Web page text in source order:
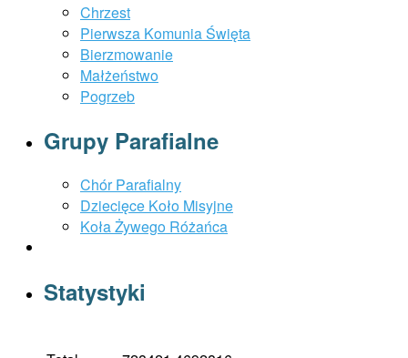
Chrzest
Pierwsza Komunia Święta
Bierzmowanie
Małżeństwo
Pogrzeb
Grupy Parafialne
Chór Parafialny
Dziecięce Koło Misyjne
Koła Żywego Różańca
Statystyki